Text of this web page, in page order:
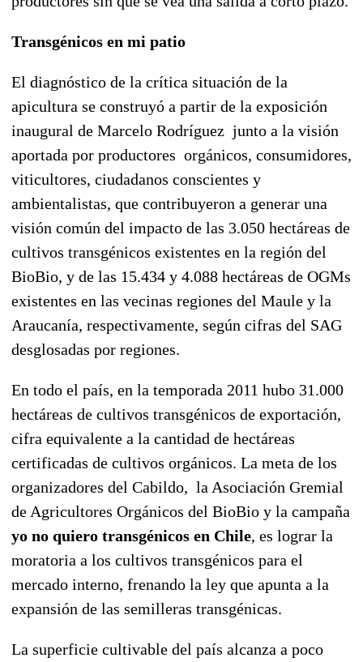
Transgénicos en mi patio
El diagnóstico de la crítica situación de la
apicultura se construyó a partir de la exposición
inaugural de Marcelo Rodríguez junto a la visión
aportada por productores orgánicos, consumidores,
viticultores, ciudadanos conscientes y
ambientalistas, que contribuyeron a generar una
visión común del impacto de las 3.050 hectáreas de
cultivos transgénicos existentes en la región del
BioBio, y de las 15.434 y 4.088 hectáreas de OGMs
existentes en las vecinas regiones del Maule y la
Araucanía, respectivamente, según cifras del SAG
desglosadas por regiones.
En todo el país, en la temporada 2011 hubo 31.000
hectáreas de cultivos transgénicos de exportación,
cifra equivalente a la cantidad de hectáreas
certificadas de cultivos orgánicos. La meta de los
organizadores del Cabildo, la Asociación Gremial
de Agricultores Orgánicos del BioBio y la campaña
yo no quiero transgénicos en Chile, es lograr la
moratoria a los cultivos transgénicos para el
mercado interno, frenando la ley que apunta a la
expansión de las semilleras transgénicas.
La superficie cultivable del país alcanza a poco